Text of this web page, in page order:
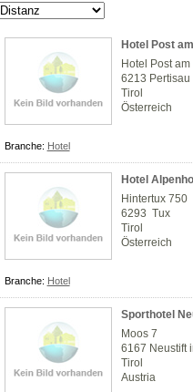
Hotel Post
Hotel Post
6213 Pertisau
Tirol
Österreich
Branche: Hotel
Hotel
Hintertux 750
6293 Tux
Tirol
Österreich
Branche: Hotel
Sporthotel
Moos 7
6167 Neustift
Tirol
Austria